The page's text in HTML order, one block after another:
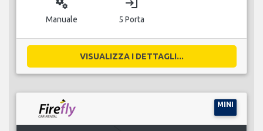
miscellaneous_services
Manuale
login
5 Porta
VISUALIZZA I DETTAGLI...
MINI